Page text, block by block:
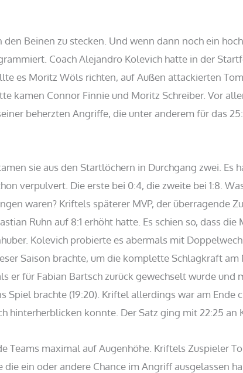
Beinen zu stecken. Und wenn dann noch ein
Coach Alejandro Kolevich hatte in der
es Moritz Wöls richten, auf Außen attackierten
kamen Connor Finnie und Moritz Schreiber. Vor
beherzten Angriffe, die unter anderem für das
sie aus den Startlöchern in Durchgang zwei. Es
verpulvert. Die erste bei 0:4, die zweite bei 1:8.
waren? Kriftels späterer MVP, der überragende
Ruhn auf 8:1 erhöht hatte. Es schien so, dass die
Kolevich probierte es abermals mit
Saison brachte, um die komplette Schlagkraft am
er für Fabian Bartsch zurück gewechselt wurde und
brachte (19:20). Kriftel allerdings war am Ende
hinterherblicken konnte. Der Satz ging mit 22:25 an
Teams maximal auf Augenhöhe. Kriftels Zuspieler
ein oder andere Chance im Angriff ausgelassen